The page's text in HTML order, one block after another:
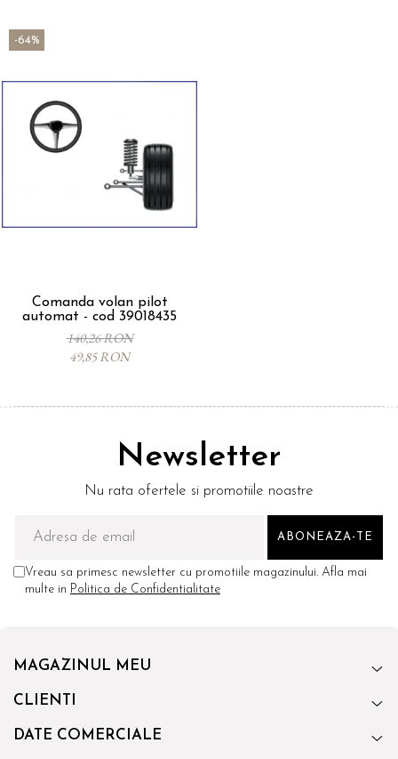
-64%
Comanda volan pilot
automat - cod 39018435
140,26 RON
49,85 RON
Newsletter
Nu rata ofertele si promotiile noastre
Vreau sa primesc newsletter cu promotiile magazinului. Afla mai
multe in Politica de Confidentialitate
MAGAZINUL MEU
CLIENTI
DATE COMERCIALE